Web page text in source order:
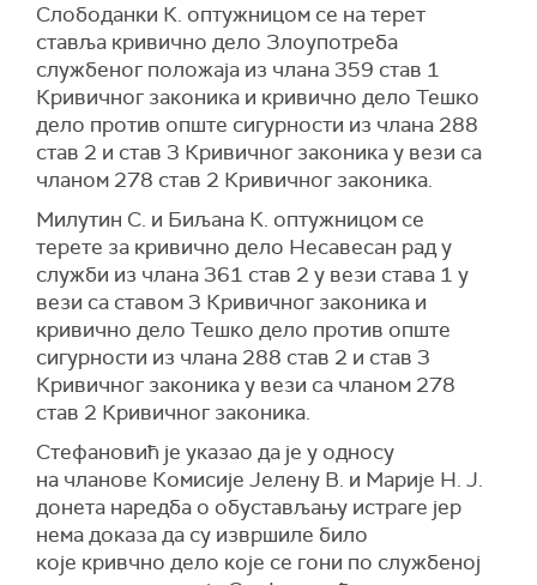
Слободанки К. оптужницом се на терет
ставља кривично дело Злоупотреба
службеног положаја из члана 359 став 1
Кривичног законика и кривично дело Тешко
дело против опште сигурности из члана 288
став 2 и став 3 Кривичног законика у вези са
чланом 278 став 2 Кривичног законика.
Милутин С. и Биљана К. оптужницом се
терете за кривично дело Несавесан рад у
служби из члана 361 став 2 у вези става 1 у
вези са ставом 3 Кривичног законика и
кривично дело Тешко дело против опште
сигурности из члана 288 став 2 и став 3
Кривичног законика у вези са чланом 278
став 2 Кривичног законика.
Стефановић је указао да је у односу
на чланове Комисије Јелену В. и Марије Н. Ј.
донета наредба о обустављању истраге јер
нема доказа да су извршиле било
које кривчно дело које се гони по службеној